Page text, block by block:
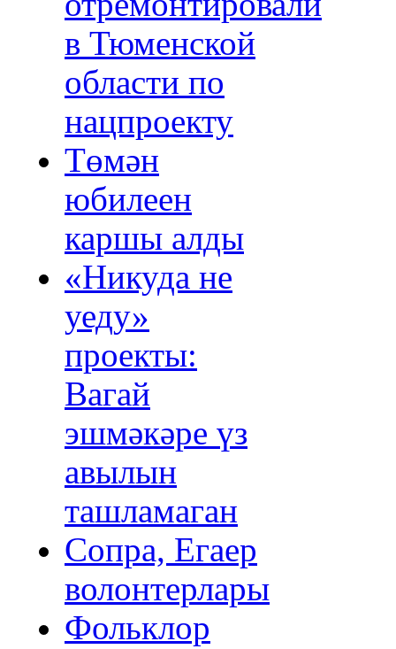
в Тюменской
области по
нацпроекту
Төмән
юбилеен
каршы алды
«Никуда не
уеду»
проекты:
Вагай
эшмәкәре үз
авылын
ташламаган
Сопра, Егаер
волонтерлары
Фольклор